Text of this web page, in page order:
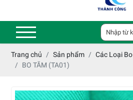
Trang chủ Sản phẩm Các Loại Bo
BO TĂM (TA01)